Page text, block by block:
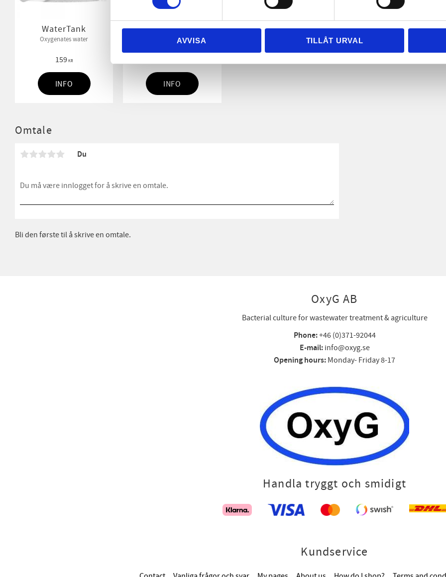
AVVISA TILLÅT URVAL
Omtale
Du
Bli den første til å skrive en omtale.
WaterTank
Oxygenates water
159KR
INFO
Sanitation Wax 0,5l
A wax to seal pores in plastic,
odor
INFO
OxyG AB
Bacterial culture for wastewater treatment & agriculture
Phone:+46 (0)371-92044
E-mail:info@oxyg.se
Opening hours: Monday- Friday 8-17
Handla tryggt och smidigt
Kundservice